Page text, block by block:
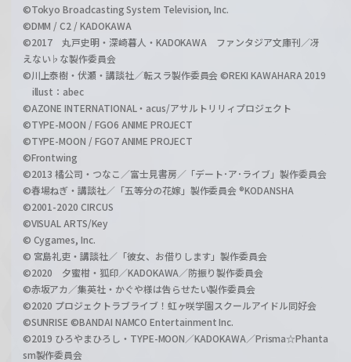
©Tokyo Broadcasting System Television, Inc.
©DMM / C2 / KADOKAWA
©2017 丸戸史明・深崎暮人・KADOKAWA ファンタジア文庫刊／冴
えない♭な製作委員会
©川上泰樹・伏瀬・講談社／転スラ製作委員会 ©REKI KAWAHARA 2019
illust：abec
©AZONE INTERNATIONAL・acus/アサルトリリィプロジェクト
©TYPE-MOON / FGO6 ANIME PROJECT
©TYPE-MOON / FGO7 ANIME PROJECT
©Frontwing
©2013 橘公司・つなこ／富士見書房／「デート･ア･ライブ」製作委員会
©春場ねぎ・講談社／「五等分の花嫁」製作委員会 ®KODANSHA
©2001-2020 CIRCUS
©VISUAL ARTS/Key
© Cygames, Inc.
© 宮島礼吏・講談社／「彼女、お借りします」製作委員会
©2020 夕蜜柑・狐印／KADOKAWA／防振り製作委員会
©赤坂アカ／集英社・かぐや様は告らせたい製作委員会
©2020 プロジェクトラブライブ！虹ヶ咲学園スクールアイドル同好会
©SUNRISE ©BANDAI NAMCO Entertainment Inc.
©2019 ひろやまひろし・TYPE-MOON／KADOKAWA／Prisma☆Phanta
sm製作委員会